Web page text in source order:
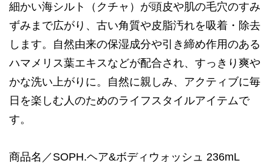
細かい海シルト（クチャ）が頭皮や肌の毛穴のすみ
ずみまで広がり、古い角質や皮脂汚れを吸着・除去
します。自然由来の保湿成分や引き締め作用のある
ハマメリス葉エキスなどが配合され、すっきり爽や
かな洗い上がりに。自然に親しみ、アクティブに毎
日を楽しむ人のためのライフスタイルアイテムで
す。
商品名／SOPH.ヘア&ボディウォッシュ 236mL